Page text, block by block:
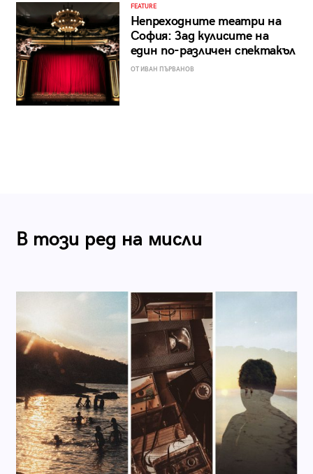
FEATURE
Непреходните театри на
София: Зад кулисите на
един по-различен спектакъл
ОТ ИВАН ПЪРВАНОВ
В този ред на мисли